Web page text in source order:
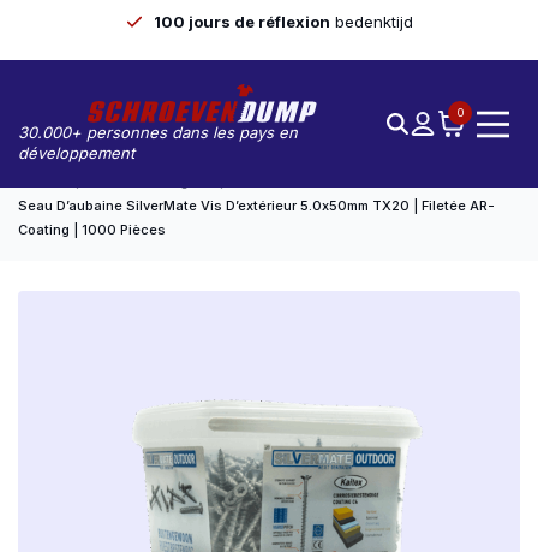
100 jours de réflexion bedenktijd
30.000+ personnes dans les pays en
développement
0
Seau D’aubaine SilverMate Vis D’extérieur 5.0x50mm TX20 | Filetée AR-
Coating | 1000 Pièces